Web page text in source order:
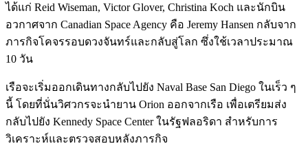
ได้แก่ Reid Wiseman, Victor Glover, Christina Koch และนักบิน
อวกาศจาก Canadian Space Agency คือ Jeremy Hansen กลับจาก
ภารกิจโคจรรอบดวงจันทร์และกลับสู่โลก ซึ่งใช้เวลาประมาณ
10 วัน
เรือจะเริ่มออกเดินทางกลับไปยัง Naval Base San Diego ในเร็ว ๆ
นี้ โดยที่นั่นวิศวกรจะนำยาน Orion ออกจากเรือ เพื่อเตรียมส่ง
กลับไปยัง Kennedy Space Center ในรัฐฟลอริดา สำหรับการ
วิเคราะห์และตรวจสอบหลังภารกิจ